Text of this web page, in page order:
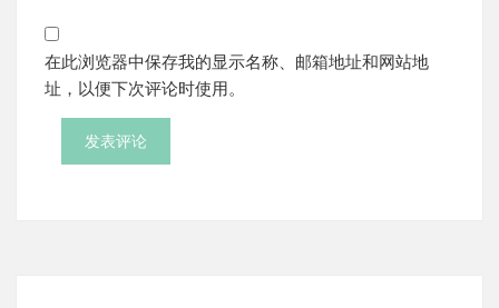
在此浏览器中保存我的显示名称、邮箱地址和网站地
址，以便下次评论时使用。